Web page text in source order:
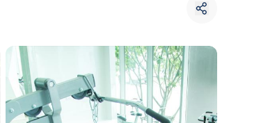
Choose comparative unit
Maximum 3 units
Compare
Clear all